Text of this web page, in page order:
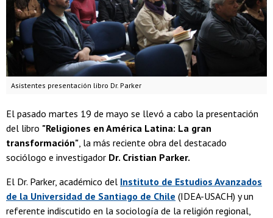
Asistentes presentación libro Dr. Parker
El pasado martes 19 de mayo se llevó a cabo la presentación
del libro "Religiones en América Latina: La gran
transformación", la más reciente obra del destacado
sociólogo e investigador Dr. Cristian Parker.
El Dr. Parker, académico del Instituto de Estudios Avanzados
de la Universidad de Santiago de Chile (IDEA-USACH) y un
referente indiscutido en la sociología de la religión regional,